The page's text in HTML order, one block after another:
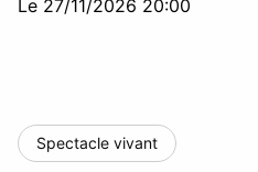
Le 27/11/2026 20:00
Spectacle vivant